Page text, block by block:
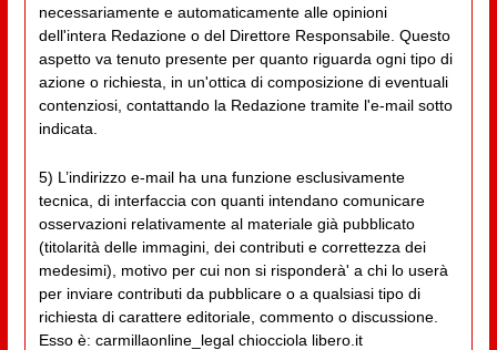
necessariamente e automaticamente alle opinioni
dell'intera Redazione o del Direttore Responsabile. Questo
aspetto va tenuto presente per quanto riguarda ogni tipo di
azione o richiesta, in un'ottica di composizione di eventuali
contenziosi, contattando la Redazione tramite l'e-mail sotto
indicata.
5) L’indirizzo e-mail ha una funzione esclusivamente
tecnica, di interfaccia con quanti intendano comunicare
osservazioni relativamente al materiale già pubblicato
(titolarità delle immagini, dei contributi e correttezza dei
medesimi), motivo per cui non si risponderà' a chi lo userà
per inviare contributi da pubblicare o a qualsiasi tipo di
richiesta di carattere editoriale, commento o discussione.
Esso è: carmillaonline_legal chiocciola libero.it